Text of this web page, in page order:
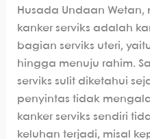
Husada Undaan
kanker serviks adalah
bagian serviks uteri,
hingga menuju rahim.
serviks sulit diketahui
penyintas tidak
kanker serviks sendiri
keluhan terjadi, misal